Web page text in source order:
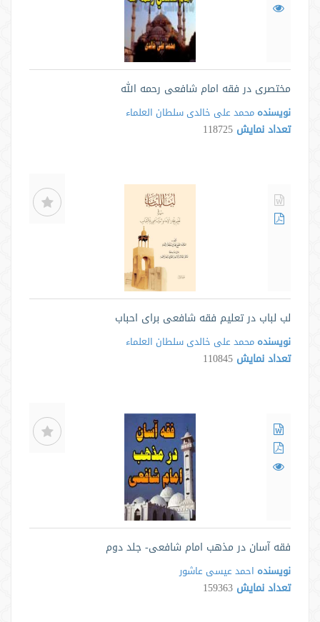
مختصری در فقه امام شافعی رحمه الله
نویسنده محمد علی خالدی سلطان العلماء
تعداد نمایش 118725
لب لباب در تعلیم فقه شافعی برای احباب
نویسنده محمد علی خالدی سلطان العلماء
تعداد نمایش 110845
فقه آسان در مذهب امام شافعی- جلد دوم
نویسنده احمد عیسی عاشور
تعداد نمایش 159363